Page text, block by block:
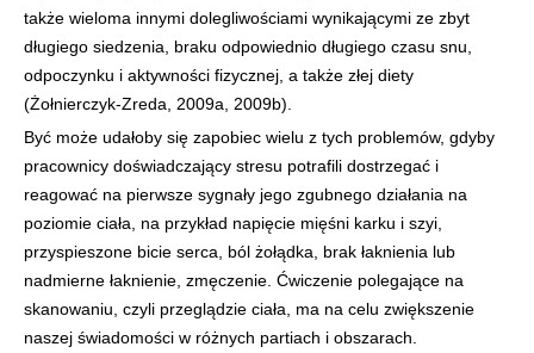
także wieloma innymi dolegliwościami wynikającymi ze zbyt
długiego siedzenia, braku odpowiednio długiego czasu snu,
odpoczynku i aktywności fizycznej, a także złej diety
(Żołnierczyk-Zreda, 2009a, 2009b).
Być może udałoby się zapobiec wielu z tych problemów, gdyby
pracownicy doświadczający stresu potrafili dostrzegać i
reagować na pierwsze sygnały jego zgubnego działania na
poziomie ciała, na przykład napięcie mięśni karku i szyi,
przyspieszone bicie serca, ból żołądka, brak łaknienia lub
nadmierne łaknienie, zmęczenie. Ćwiczenie polegające na
skanowaniu, czyli przeglądzie ciała, ma na celu zwiększenie
naszej świadomości w różnych partiach i obszarach.